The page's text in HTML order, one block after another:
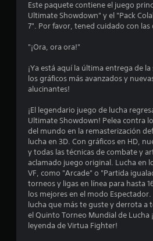
Este paquete contiene el juego
Ultimate Showdown" y el "Pack
7". Por favor, tened cuidado con
"¡Ora, ora ora!"
¡Ya está aquí la última entrega de
los gráficos más avanzados y
alucinantes!
¡El legendario juego de lucha
Ultimate Showdown! Pelea contra
del mundo en la remasterización
lucha en 3D. Con gráficos en HD,
y todas las técnicas de combate y
aclamado juego original. Lucha en
VF, como "Arcade" o "Partida
torneos y ligas en línea para hasta
los mejores en el modo
lucha que más te guste y derrota a
el Quinto Torneo Mundial de Lucha
leyenda de Virtua Fighter!